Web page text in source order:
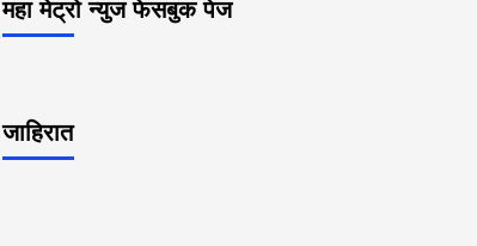
महा मेट्रो न्युज फेसबुक पेज
जाहिरात